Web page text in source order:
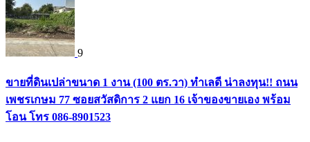
9
ขายที่ดินเปล่าขนาด 1 งาน (100 ตร.วา) ทำเลดี น่าลงทุน!! ถนน
เพชรเกษม 77 ซอยสวัสดิการ 2 แยก 16 เจ้าของขายเอง พร้อม
โอน โทร 086-8901523